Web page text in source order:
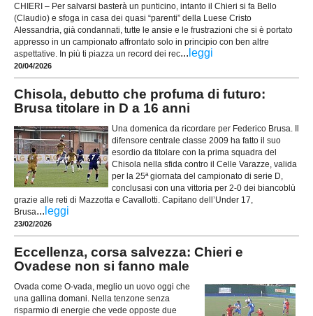
CHIERI – Per salvarsi basterà un punticino, intanto il Chieri si fa Bello
(Claudio) e sfoga in casa dei quasi “parenti” della Luese Cristo
Alessandria, già condannati, tutte le ansie e le frustrazioni che si è portato
appresso in un campionato affrontato solo in principio con ben altre
aspettative. In più ti piazza un record dei rec... leggi
20/04/2026
Chisola, debutto che profuma di futuro:
Brusa titolare in D a 16 anni
Una domenica da ricordare per Federico Brusa. Il
difensore centrale classe 2009 ha fatto il suo
esordio da titolare con la prima squadra del
Chisola nella sfida contro il Celle Varazze, valida
per la 25ª giornata del campionato di serie D,
conclusasi con una vittoria per 2-0 dei biancoblù
grazie alle reti di Mazzotta e Cavallotti. Capitano dell’Under 17,
Brusa... leggi
23/02/2026
Eccellenza, corsa salvezza: Chieri e
Ovadese non si fanno male
Ovada come O-vada, meglio un uovo oggi che
una gallina domani. Nella tenzone senza
risparmio di energie che vede opposte due